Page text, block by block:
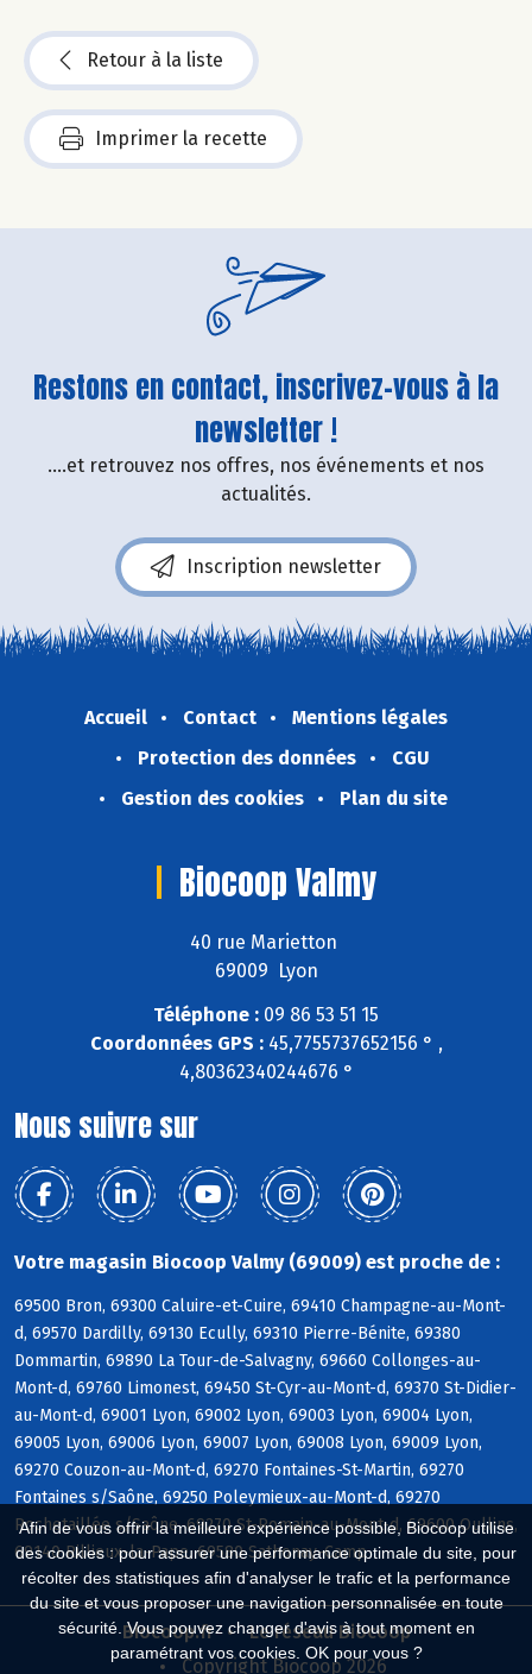
Afin de vous offrir la meilleure expérience possible, Biocoop utilise
des cookies : pour assurer une performance optimale du site, pour
récolter des statistiques afin d'analyser le trafic et la performance
du site et vous proposer une navigation personnalisée en toute
sécurité. Vous pouvez changer d'avis à tout moment en
paramétrant vos cookies. OK pour vous ?
Retour à la liste
Imprimer la recette
Restons en contact, inscrivez-vous à la
newsletter !
....et retrouvez nos offres, nos événements et nos
actualités.
Inscription newsletter
Accueil Contact
Mentions légales
Protection des données
CGU
Gestion des cookies
Plan du site
Biocoop Valmy
40 rue Marietton
69009 Lyon
Téléphone : 09 86 53 51 15
Coordonnées GPS :45,7755737652156 ° ,
4,80362340244676 °
Nous suivre sur
Votre magasin Biocoop Valmy (69009) est proche de :
69500 Bron, 69300 Caluire-et-Cuire, 69410 Champagne-au-Mont-
d, 69570 Dardilly, 69130 Ecully, 69310 Pierre-Bénite, 69380
Dommartin, 69890 La Tour-de-Salvagny, 69660 Collonges-au-
Mont-d, 69760 Limonest, 69450 St-Cyr-au-Mont-d, 69370 St-Didier-
au-Mont-d, 69001 Lyon, 69002 Lyon, 69003 Lyon, 69004 Lyon,
69005 Lyon, 69006 Lyon, 69007 Lyon, 69008 Lyon, 69009 Lyon,
69270 Couzon-au-Mont-d, 69270 Fontaines-St-Martin, 69270
Fontaines s/Saône, 69250 Poleymieux-au-Mont-d, 69270
Rochetaillée s/Saône, 69270 St-Romain-au-Mont-d, 69600 Oullins,
69140 Rillieux-la-Pape, 69580 Sathonay-Camp
Biocoop.fr
Le réseau Biocoop
Copyright Biocoop 2026